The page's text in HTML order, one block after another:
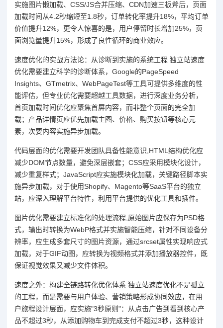
实施图片懒加载、CSS/JS合并压缩、CDN加速三板斧后，页面
加载时间从4.2秒缩短至1.8秒，订单转化率提升18%，平均订单
价值提升12%，更令人惊喜的是，用户停留时长增加25%，页
面浏览量提升15%，形成了良性循环的商业效应。
速度优化的实战方法论：从诊断到实施的系统工程 独立站速度
优化需要建立科学的诊断体系，Google的PageSpeed
Insights、GTmetrix、WebPageTest等工具可提供多维度的性
能评估，但专业优化需要超越工具数据，进行深度业务分析，
首页加载时间优化应聚焦首屏内容，而非整个页面的完全加
载；产品详情页应优先加载主图、价格、购买按钮等核心元
素，次要内容实施异步加载。
代码层面的优化需要开发团队具备性能意识,HTML结构优化应
减少DOM节点数量，避免深层嵌套；CSS应采用模块化设计，
减少重复样式；JavaScript应实施模块化加载，关键路径脚本实
施异步加载，对于使用Shopify、Magento等SaaS平台的独立
站，应深入理解平台特性，利用平台提供的优化工具和插件。
图片优化需要建立标准化的处理流程,原始图片应保存为PSD格
式，输出时转换为WebP格式并实施智能压缩，针对不同设备分
辨率，应生成多套尺寸的图片资源，通过srcset属性实现响应式
加载，对于GIF动图，应转换为视频格式并添加播放器控件，既
保证视觉效果又减少文件体积。
速度之外：构建全链路转化优化体系 独立站速度优化不是孤立
的工程，而是需要与用户体验、营销策略形成协同效应，在用
户旅程设计层面，应实施"3秒原则"：从点击广告到看到核心产
品不超过3秒，从添加购物车到完成支付不超过3秒，这种设计